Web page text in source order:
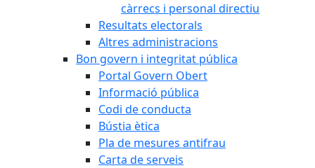
càrrecs i personal directiu
Resultats electorals
Altres administracions
Bon govern i integritat pública
Portal Govern Obert
Informació pública
Codi de conducta
Bústia ètica
Pla de mesures antifrau
Carta de serveis